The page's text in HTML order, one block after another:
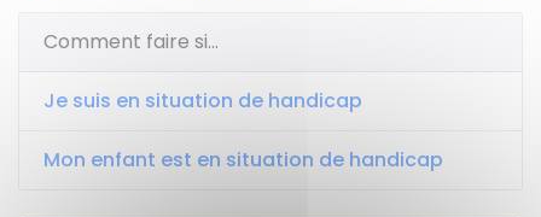
Comment faire si...
Je suis en situation de handicap
Mon enfant est en situation de handicap